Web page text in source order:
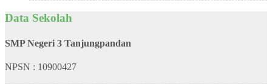
Data Sekolah
SMP Negeri 3 Tanjungpandan
NPSN : 10900427